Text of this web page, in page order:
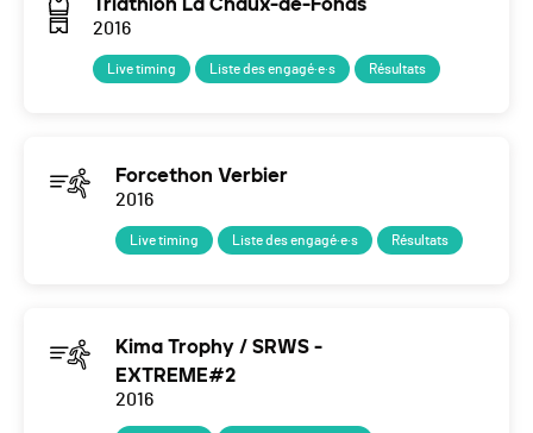
2016
Live timing Liste des engagé·e·s Résultats
Forcethon Verbier
2016
Live timing Liste des engagé·e·s Résultats
Kima Trophy / SRWS -
EXTREME#2
2016